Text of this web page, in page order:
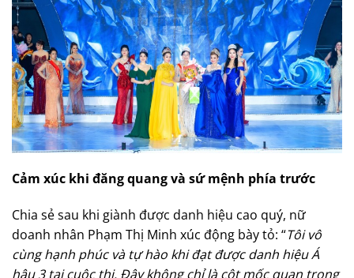
Cảm xúc khi đăng quang và sứ mệnh phía trước
Chia sẻ sau khi giành được danh hiệu cao quý, nữ
doanh nhân Phạm Thị Minh xúc động bày tỏ: “Tôi vô
cùng hạnh phúc và tự hào khi đạt được danh hiệu Á
hậu 3 tại cuộc thi. Đây không chỉ là cột mốc quan trọng